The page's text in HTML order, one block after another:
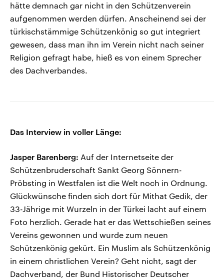
hätte demnach gar nicht in den Schützenverein
aufgenommen werden dürfen. Anscheinend sei der
türkischstämmige Schützenkönig so gut integriert
gewesen, dass man ihn im Verein nicht nach seiner
Religion gefragt habe, hieß es von einem Sprecher
des Dachverbandes.
Das Interview in voller Länge:
Jasper Barenberg: Auf der Internetseite der
Schützenbruderschaft Sankt Georg Sönnern-
Pröbsting in Westfalen ist die Welt noch in Ordnung.
Glückwünsche finden sich dort für Mithat Gedik, der
33-Jährige mit Wurzeln in der Türkei lacht auf einem
Foto herzlich. Gerade hat er das Wettschießen seines
Vereins gewonnen und wurde zum neuen
Schützenkönig gekürt. Ein Muslim als Schützenkönig
in einem christlichen Verein? Geht nicht, sagt der
Dachverband, der Bund Historischer Deutscher